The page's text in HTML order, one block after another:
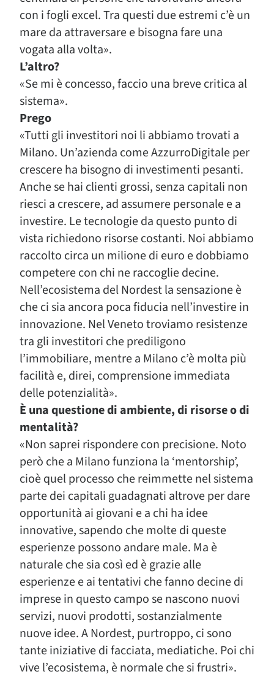
con i fogli excel. Tra questi due estremi c’è un
mare da attraversare e bisogna fare una
vogata alla volta».
L’altro?
«Se mi è concesso, faccio una breve critica al
sistema».
Prego
«Tutti gli investitori noi li abbiamo trovati a
Milano. Un’azienda come AzzurroDigitale per
crescere ha bisogno di investimenti pesanti.
Anche se hai clienti grossi, senza capitali non
riesci a crescere, ad assumere personale e a
investire. Le tecnologie da questo punto di
vista richiedono risorse costanti. Noi abbiamo
raccolto circa un milione di euro e dobbiamo
competere con chi ne raccoglie decine.
Nell’ecosistema del Nordest la sensazione è
che ci sia ancora poca fiducia nell’investire in
innovazione. Nel Veneto troviamo resistenze
tra gli investitori che prediligono
l’immobiliare, mentre a Milano c’è molta più
facilità e, direi, comprensione immediata
delle potenzialità».
È una questione di ambiente, di risorse o di
mentalità?
«Non saprei rispondere con precisione. Noto
però che a Milano funziona la ‘mentorship’,
cioè quel processo che reimmette nel sistema
parte dei capitali guadagnati altrove per dare
opportunità ai giovani e a chi ha idee
innovative, sapendo che molte di queste
esperienze possono andare male. Ma è
naturale che sia così ed è grazie alle
esperienze e ai tentativi che fanno decine di
imprese in questo campo se nascono nuovi
servizi, nuovi prodotti, sostanzialmente
nuove idee. A Nordest, purtroppo, ci sono
tante iniziative di facciata, mediatiche. Poi chi
vive l’ecosistema, è normale che si frustri».